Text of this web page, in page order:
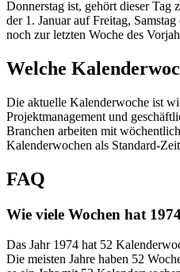
Donnerstag ist, gehört dieser Tag
der 1. Januar auf Freitag,
noch zur letzten Woche des
Welche
Die aktuelle Kalenderwoche ist
Projektmanagement und
Branchen arbeiten mit
Kalenderwochen als Standard-
FAQ
Wie viele Wochen hat
Das Jahr 1974 hat 52
Die meisten Jahre haben 52